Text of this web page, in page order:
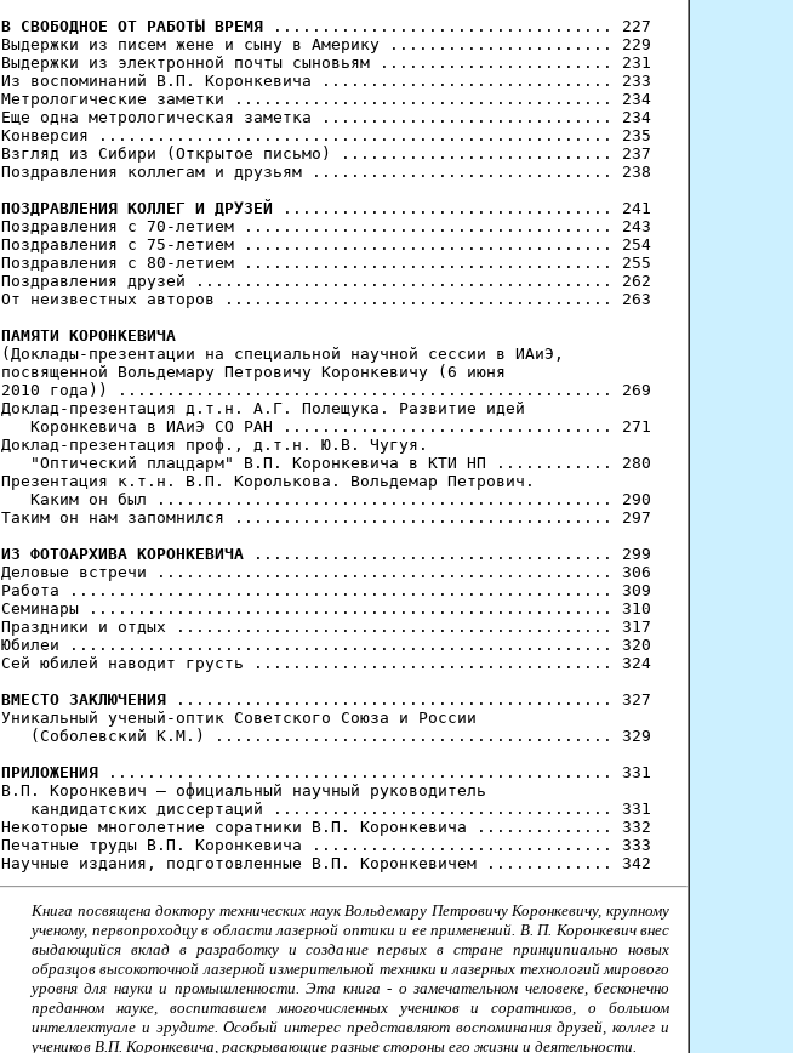
В СВОБОДНОЕ ОТ РАБОТЫ ВРЕМЯ ................................... 227
Выдержки из писем жене и сыну в Америку ....................... 229
Выдержки из электронной почты сыновьям ........................ 231
Из воспоминаний В.П. Коронкевича .............................. 233
Метрологические заметки ....................................... 234
Еще одна метрологическая заметка .............................. 234
Конверсия ..................................................... 235
Взгляд из Сибири (Открытое письмо) ............................ 237
Поздравления коллегам и друзьям ............................... 238
ПОЗДРАВЛЕНИЯ КОЛЛЕГ И ДРУЗЕЙ .................................. 241
Поздравления с 70-летием ...................................... 243
Поздравления с 75-летием ...................................... 254
Поздравления с 80-летием ...................................... 255
Поздравления друзей ........................................... 262
От неизвестных авторов ........................................ 263
ПАМЯТИ КОРОНКЕВИЧА
(Доклады-презентации на специальной научной сессии в ИАиЭ,
посвященной Вольдемару Петровичу Коронкевичу (6 июня
2010 года)) ................................................... 269
Доклад-презентация д.т.н. А.Г. Полещука. Развитие идей
   Коронкевича в ИАиЭ СО РАН .................................. 271
Доклад-презентация проф., д.т.н. Ю.В. Чугуя.
   "Оптический плацдарм" В.П. Коронкевича в КТИ НП ............ 280
Презентация к.т.н. В.П. Королькова. Вольдемар Петрович.
   Каким он был ............................................... 290
Таким он нам запомнился ....................................... 297
ИЗ ФОТОАРХИВА КОРОНКЕВИЧА ..................................... 299
Деловые встречи ............................................... 306
Работа ........................................................ 309
Семинары ...................................................... 310
Праздники и отдых ............................................. 317
Юбилеи ........................................................ 320
Сей юбилей наводит грусть ..................................... 324
ВМЕСТО ЗАКЛЮЧЕНИЯ ............................................. 327
Уникальный ученый-оптик Советского Союза и России
   (Соболевский К.М.) ......................................... 329
ПРИЛОЖЕНИЯ .................................................... 331
В.П. Коронкевич — официальный научный руководитель
   кандидатских диссертаций ................................... 331
Некоторые многолетние соратники В.П. Коронкевича .............. 332
Печатные труды В.П. Коронкевича ............................... 333
Книга посвящена доктору технических наук Вольдемару Петровичу Коронкевичу, крупному
ученому, первопроходцу в области лазерной оптики и ее применений. В. П. Коронкевич внес
выдающийся вклад в разработку и создание первых в стране принципиально новых
образцов высокоточной лазерной измерительной техники и лазерных технологий мирового
уровня для науки и промышленности. Эта книга - о замечательном человеке, бесконечно
преданном науке, воспитавшем многочисленных учеников и соратников, о большом
интеллектуале и эрудите. Особый интерес представляют воспоминания друзей, коллег и
учеников В.П. Коронкевича, раскрывающие разные стороны его жизни и деятельности.